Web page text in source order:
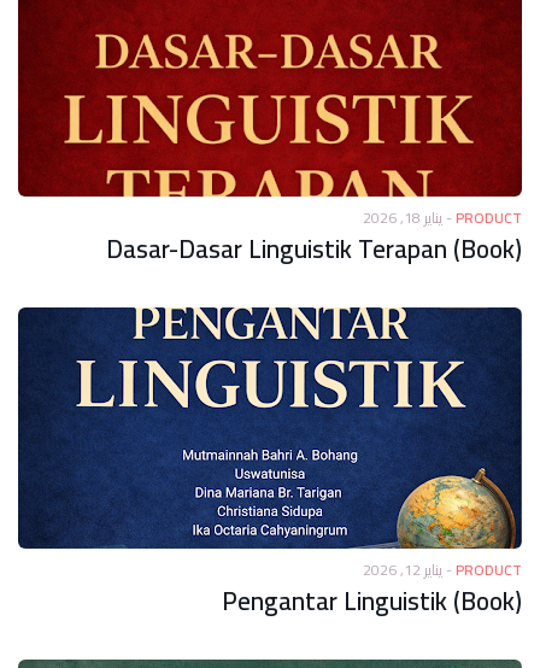
PRODUCT
-يناير 18, 2026
Dasar-Dasar Linguistik Terapan (Book)
PRODUCT
-يناير 12, 2026
Pengantar Linguistik (Book)